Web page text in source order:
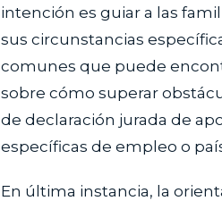
intención es guiar a las
sus circunstancias
comunes que puede
sobre cómo superar
de declaración jurada de
específicas de empleo o
En última instancia, la